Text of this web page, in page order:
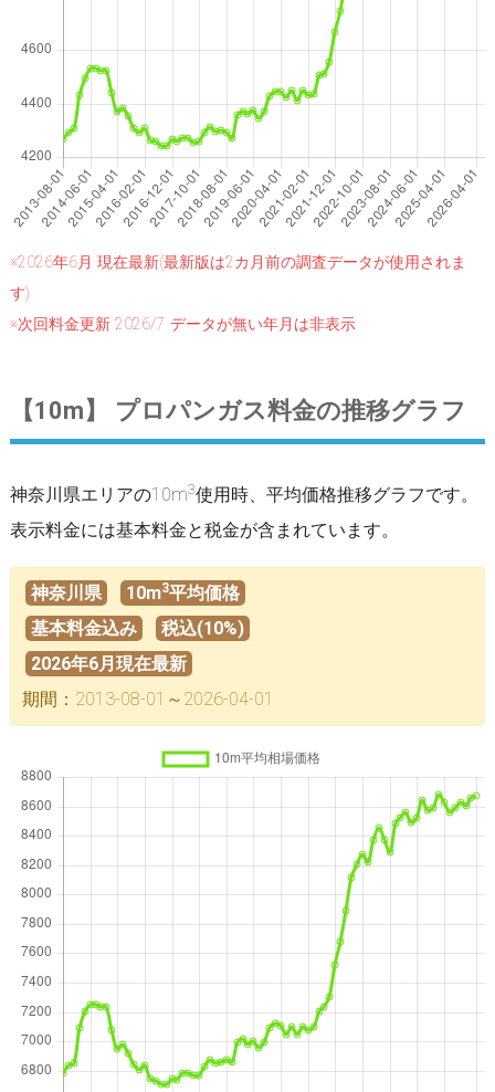
※2026年6月 現在最新(最新版は2カ月前の調査データが使用されま
す)
※次回料金更新 2026/7 データが無い年月は非表示
【10m】 プロパンガス料金の推移グラフ
神奈川県エリアの10m3使用時、平均価格推移グラフです。
表示料金には基本料金と税金が含まれています。
神奈川県 10m3平均価格
基本料金込み
税込(10%)
2026年6月現在最新
期間：2013-08-01～2026-04-01